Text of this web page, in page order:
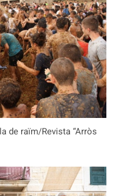
de raïm/Revista “Arròs